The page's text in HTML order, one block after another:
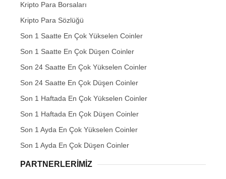
Kripto Para Borsaları
Kripto Para Sözlüğü
Son 1 Saatte En Çok Yükselen Coinler
Son 1 Saatte En Çok Düşen Coinler
Son 24 Saatte En Çok Yükselen Coinler
Son 24 Saatte En Çok Düşen Coinler
Son 1 Haftada En Çok Yükselen Coinler
Son 1 Haftada En Çok Düşen Coinler
Son 1 Ayda En Çok Yükselen Coinler
Son 1 Ayda En Çok Düşen Coinler
PARTNERLERIMIZ